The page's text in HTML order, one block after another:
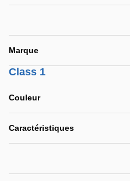
Marque
Class 1
Couleur
Caractéristiques